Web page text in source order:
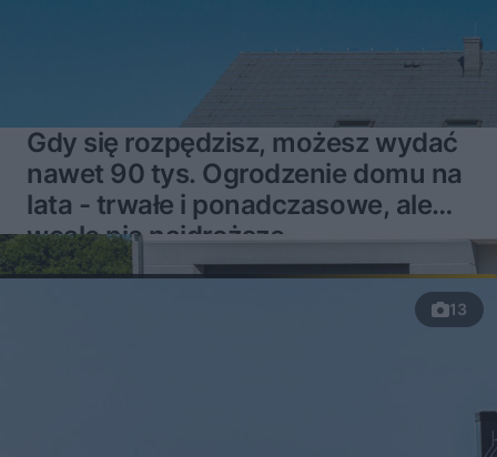
Gdy się rozpędzisz, możesz wydać
nawet 90 tys. Ogrodzenie domu na
lata - trwałe i ponadczasowe, ale
wcale nie najdroższe
13